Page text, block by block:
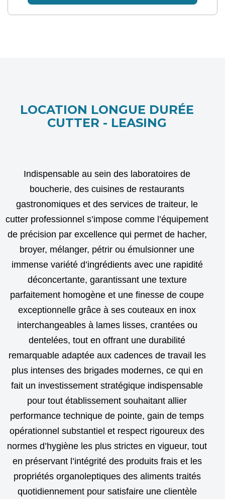
LOCATION LONGUE DURÉE
CUTTER - LEASING
Indispensable au sein des laboratoires de
boucherie, des cuisines de restaurants
gastronomiques et des services de traiteur, le
cutter professionnel s’impose comme l’équipement
de précision par excellence qui permet de hacher,
broyer, mélanger, pétrir ou émulsionner une
immense variété d’ingrédients avec une rapidité
déconcertante, garantissant une texture
parfaitement homogène et une finesse de coupe
exceptionnelle grâce à ses couteaux en inox
interchangeables à lames lisses, crantées ou
dentelées, tout en offrant une durabilité
remarquable adaptée aux cadences de travail les
plus intenses des brigades modernes, ce qui en
fait un investissement stratégique indispensable
pour tout établissement souhaitant allier
performance technique de pointe, gain de temps
opérationnel substantiel et respect rigoureux des
normes d’hygiène les plus strictes en vigueur, tout
en préservant l’intégrité des produits frais et les
propriétés organoleptiques des aliments traités
quotidiennement pour satisfaire une clientèle